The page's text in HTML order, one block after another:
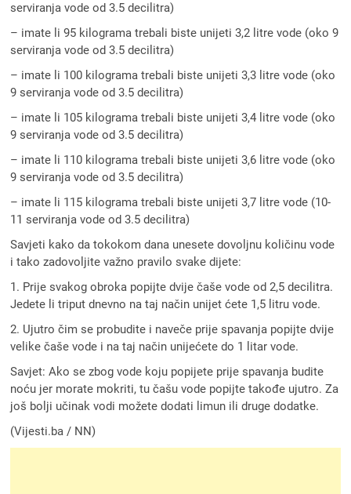
serviranja vode od 3.5 decilitra)
– imate li 95 kilograma trebali biste unijeti 3,2 litre vode (oko 9
serviranja vode od 3.5 decilitra)
– imate li 100 kilograma trebali biste unijeti 3,3 litre vode (oko
9 serviranja vode od 3.5 decilitra)
– imate li 105 kilograma trebali biste unijeti 3,4 litre vode (oko
9 serviranja vode od 3.5 decilitra)
– imate li 110 kilograma trebali biste unijeti 3,6 litre vode (oko
9 serviranja vode od 3.5 decilitra)
– imate li 115 kilograma trebali biste unijeti 3,7 litre vode (10-
11 serviranja vode od 3.5 decilitra)
Savjeti kako da tokokom dana unesete dovoljnu količinu vode
i tako zadovoljite važno pravilo svake dijete:
1. Prije svakog obroka popijte dvije čaše vode od 2,5 decilitra.
Jedete li triput dnevno na taj način unijet ćete 1,5 litru vode.
2. Ujutro čim se probudite i naveče prije spavanja popijte dvije
velike čaše vode i na taj način unijećete do 1 litar vode.
Savjet: Ako se zbog vode koju popijete prije spavanja budite
noću jer morate mokriti, tu čašu vode popijte takođe ujutro. Za
još bolji učinak vodi možete dodati limun ili druge dodatke.
(Vijesti.ba / NN)